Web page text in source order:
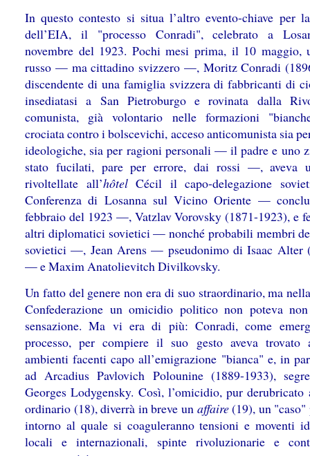
In questo contesto si situa l’altro evento-chiave per
dell’EIA, il "processo Conradi", celebrato a
novembre del 1923. Pochi mesi prima, il 10 maggio,
russo — ma cittadino svizzero —, Moritz Conradi
discendente di una famiglia svizzera di fabbricanti di
insediatasi a San Pietroburgo e rovinata dalla
comunista, già volontario nelle formazioni
crociata contro i bolscevichi, acceso anticomunista sia
ideologiche, sia per ragioni personali — il padre e uno
stato fucilati, pare per errore, dai rossi —, aveva
rivoltellate all’hôtelCécil il capo-delegazione
Conferenza di Losanna sul Vicino Oriente —
febbraio del 1923 —, Vatzlav Vorovsky (1871-1923), e
altri diplomatici sovietici — nonché probabili membri
sovietici —, Jean Arens — pseudonimo di Isaac Alter
— e Maxim Anatolievitch Divilkovsky.
Un fatto del genere non era di suo straordinario, ma
Confederazione un omicidio politico non poteva non
sensazione. Ma vi era di più: Conradi, come
processo, per compiere il suo gesto aveva trovato
ambienti facenti capo all’emigrazione "bianca" e, in
ad Arcadius Pavlovich Polounine (1889-1933),
Georges Lodygensky. Così, l’omicidio, pur
ordinario (18), diverrà in breve un affaire(19), un
intorno al quale si coaguleranno tensioni e moventi
locali e internazionali, spinte rivoluzionarie e